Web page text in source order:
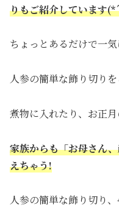
りもご紹介しています
ちょっとあるだけで一
人参の簡単な飾り切り
煮物に入れたり、お正
家族からも「お母さん
えちゃう!
人参の簡単な飾り切り